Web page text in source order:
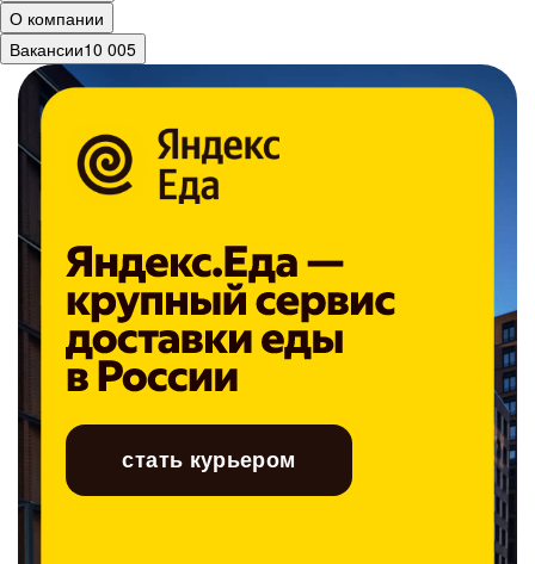
О компании
Вакансии10 005
стать курьером